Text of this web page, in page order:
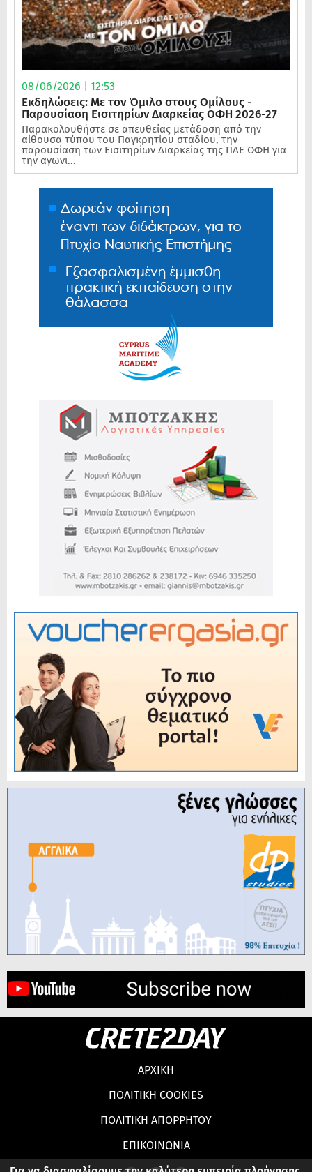
08/06/2026 | 12:53
Εκδηλώσεις: Με τον Όμιλο στους Ομίλους -
Παρουσίαση Εισιτηρίων Διαρκείας ΟΦΗ 2026-27
Παρακολουθήστε σε απευθείας μετάδοση από την
αίθουσα τύπου του Παγκρητίου σταδίου, την
παρουσίαση των Εισιτηρίων Διαρκείας της ΠΑΕ ΟΦΗ για
την αγωνι...
ΑΡΧΙΚΗ
ΠΟΛΙΤΙΚΗ COOKIES
ΠΟΛΙΤΙΚΗ ΑΠΟΡΡΗΤΟΥ
ΕΠΙΚΟΙΝΩΝΙΑ